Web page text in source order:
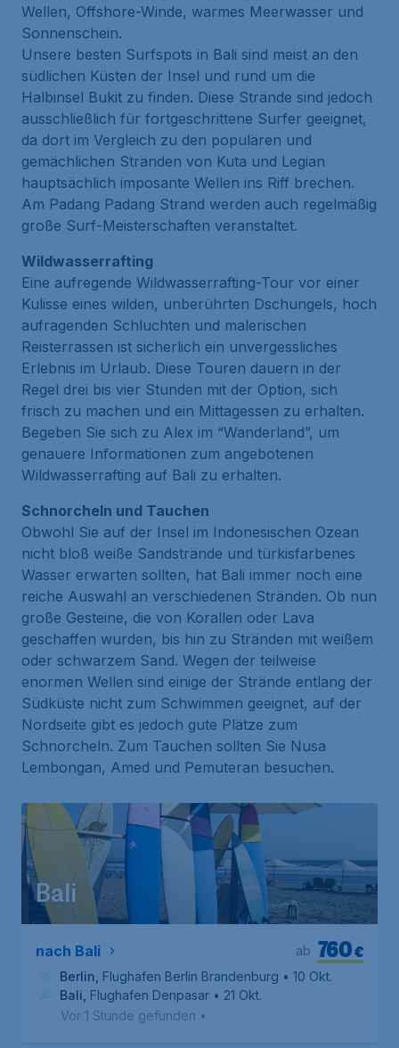
Wellen, Offshore-Winde, warmes Meerwasser und
Sonnenschein.
Unsere besten Surfspots in Bali sind meist an den
südlichen Küsten der Insel und rund um die
Halbinsel Bukit zu finden. Diese Strände sind jedoch
ausschließlich für fortgeschrittene Surfer geeignet,
da dort im Vergleich zu den populären und
gemächlichen Stränden von Kuta und Legian
hauptsächlich imposante Wellen ins Riff brechen.
Am Padang Padang Strand werden auch regelmäßig
große Surf-Meisterschaften veranstaltet.
Wildwasserrafting
Eine aufregende Wildwasserrafting-Tour vor einer
Kulisse eines wilden, unberührten Dschungels, hoch
aufragenden Schluchten und malerischen
Reisterrassen ist sicherlich ein unvergessliches
Erlebnis im Urlaub. Diese Touren dauern in der
Regel drei bis vier Stunden mit der Option, sich
frisch zu machen und ein Mittagessen zu erhalten.
Begeben Sie sich zu Alex im “Wanderland”, um
genauere Informationen zum angebotenen
Wildwasserrafting auf Bali zu erhalten.
Schnorcheln und Tauchen
Obwohl Sie auf der Insel im Indonesischen Ozean
nicht bloß weiße Sandstrände und türkisfarbenes
Wasser erwarten sollten, hat Bali immer noch eine
reiche Auswahl an verschiedenen Stränden. Ob nun
große Gesteine, die von Korallen oder Lava
geschaffen wurden, bis hin zu Stränden mit weißem
oder schwarzem Sand. Wegen der teilweise
enormen Wellen sind einige der Strände entlang der
Südküste nicht zum Schwimmen geeignet, auf der
Nordseite gibt es jedoch gute Plätze zum
Schnorcheln. Zum Tauchen sollten Sie Nusa
Lembongan, Amed und Pemuteran besuchen.
Bali
nach Bali €
760
ab
Berlin Flughafen Berlin Brandenburg • 10 Okt.
Bali Flughafen Denpasar • 21 Okt.
Vor 1 Stunde gefunden •